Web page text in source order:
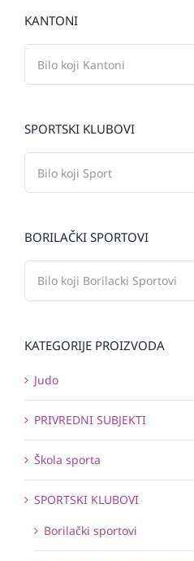
KANTONI
SPORTSKI KLUBOVI
BORILAČKI SPORTOVI
KATEGORIJE PROIZVODA
Judo
PRIVREDNI SUBJEKTI
Škola sporta
SPORTSKI KLUBOVI
Borilački sportovi